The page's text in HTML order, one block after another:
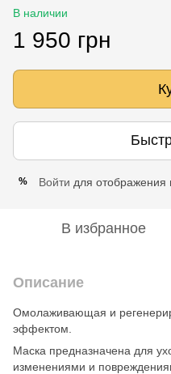
В наличии
1 950 грн
% Войти для отображения
В избранное
Описание
Омолаживающая и
эффектом.
Маска предназначена для
изменениями и